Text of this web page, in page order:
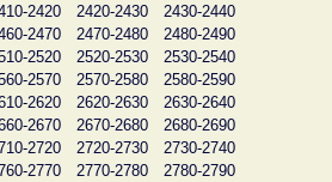
2420 2420-2430
2430-2440
2470 2470-2480
2480-2490
2520 2520-2530
2530-2540
2570 2570-2580
2580-2590
2620 2620-2630
2630-2640
2670 2670-2680
2680-2690
2720 2720-2730
2730-2740
2770 2770-2780
2780-2790